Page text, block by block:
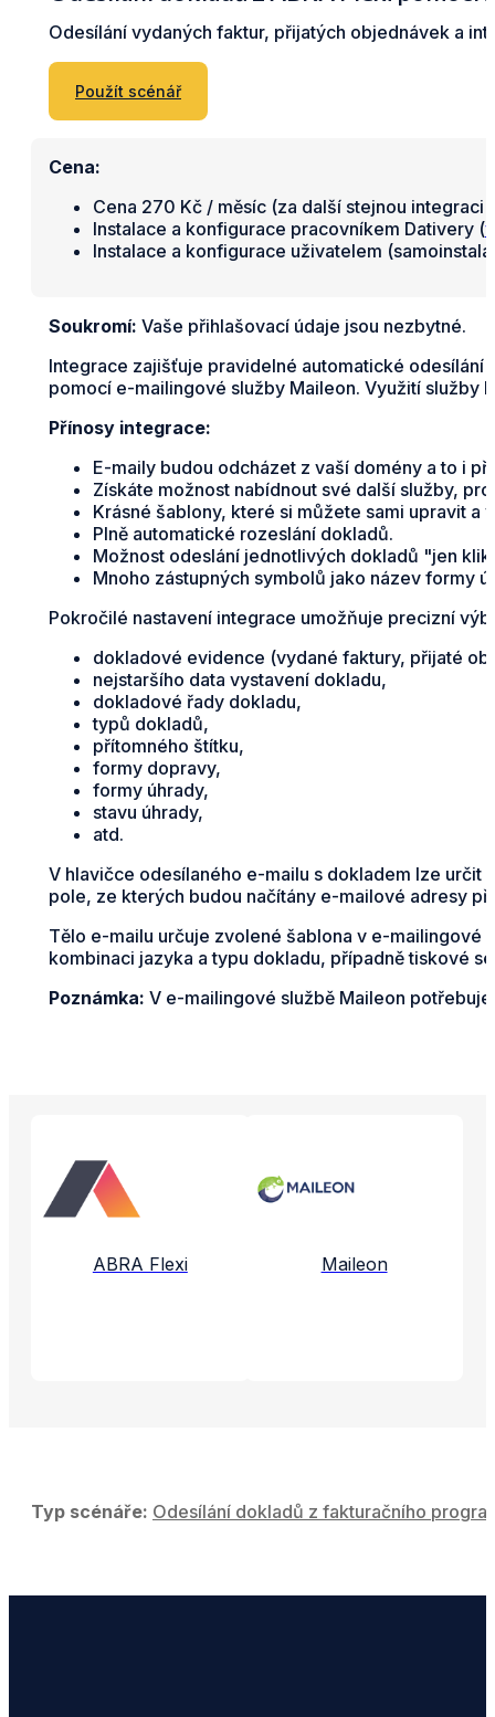
Odesílání vydaných faktur, přijatých objednávek a
Použít scénář
Cena:
Cena 270 Kč / měsíc (za další stejnou integraci
Instalace a konfigurace pracovníkem Dativery (
Instalace a konfigurace uživatelem
Soukromí: Vaše přihlašovací údaje jsou nezbytné.
Integrace zajišťuje pravidelné automatické
pomocí e-mailingové služby Maileon. Využití služby
Přínosy integrace:
E-maily budou odcházet z vaší domény a to i
Získáte možnost nabídnout své další služby,
Krásné šablony, které si můžete sami upravit a
Plně automatické rozeslání dokladů.
Možnost odeslání jednotlivých dokladů "jen
Mnoho zástupných symbolů jako název formy
Pokročilé nastavení integrace umožňuje precizní
dokladové evidence (vydané faktury, přijaté
nejstaršího data vystavení dokladu,
dokladové řady dokladu,
typů dokladů,
přítomného štítku,
formy dopravy,
formy úhrady,
stavu úhrady,
atd.
V hlavičce odesílaného e-mailu s dokladem lze
pole, ze kterých budou načítány e-mailové adresy
Tělo e-mailu určuje zvolené šablona v e-mailingové
kombinaci jazyka a typu dokladu, případně tiskové
Poznámka: V e-mailingové službě Maileon
ABRA Flexi Maileon
Typ scénáře: Odesílání dokladů z fakturačního